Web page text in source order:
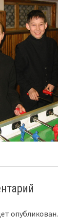
опубликован.